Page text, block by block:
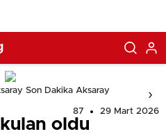
Son Dakika Aksaray
87 29 Mart 2026
oldu